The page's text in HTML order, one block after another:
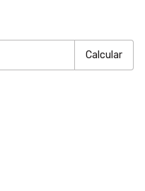
Calcular